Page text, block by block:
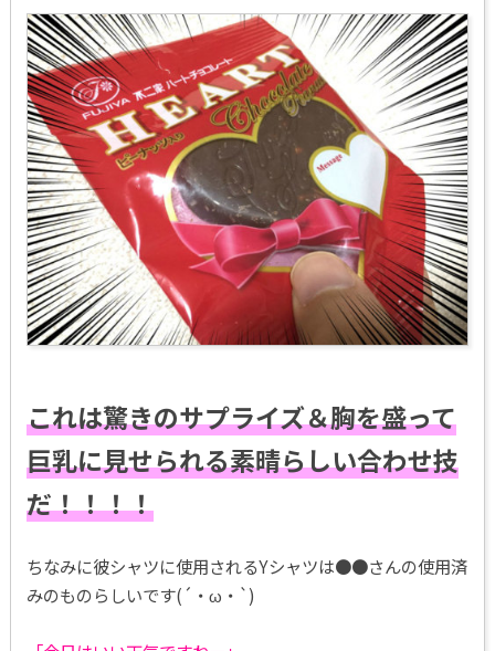
これは驚きのサプライズ＆胸を盛って
巨乳に見せられる素晴らしい合わせ技
だ！！！！
ちなみに彼シャツに使用されるYシャツは●●さんの使用済
みのものらしいです(´・ω・`)